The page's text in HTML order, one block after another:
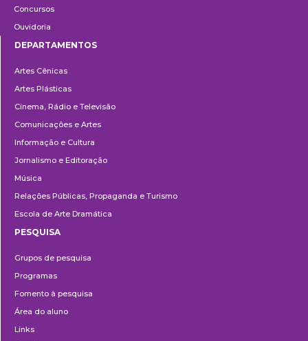
Concursos
Ouvidoria
DEPARTAMENTOS
Artes Cênicas
Artes Plásticas
Cinema, Rádio e Televisão
Comunicações e Artes
Informação e Cultura
Jornalismo e Editoração
Música
Relações Públicas, Propaganda e Turismo
Escola de Arte Dramática
PESQUISA
Grupos de pesquisa
Programas
Fomento à pesquisa
Área do aluno
Links